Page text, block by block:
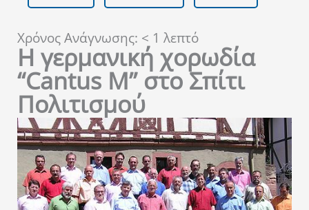
Χρόνος Ανάγνωσης: < 1 λεπτό
H γερμανική χορωδία
“Cantus M” στο Σπίτι
Πολιτισμού